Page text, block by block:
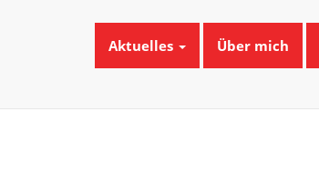
Aktuelles Über mich